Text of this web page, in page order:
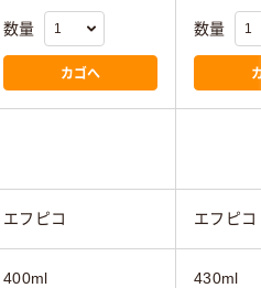
数量
カゴへ
数量
エフピコ エフピコ
400ml 430ml